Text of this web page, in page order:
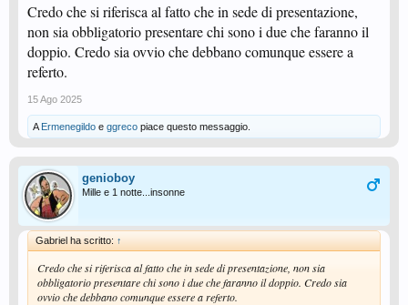
Credo che si riferisca al fatto che in sede di presentazione,
non sia obbligatorio presentare chi sono i due che faranno il
doppio. Credo sia ovvio che debbano comunque essere a
referto.
15 Ago 2025
A Ermenegildo e ggreco piace questo messaggio.
genioboy
Mille e 1 notte...insonne
Gabriel ha scritto: ↑
Credo che si riferisca al fatto che in sede di presentazione, non sia
obbligatorio presentare chi sono i due che faranno il doppio. Credo sia
ovvio che debbano comunque essere a referto.